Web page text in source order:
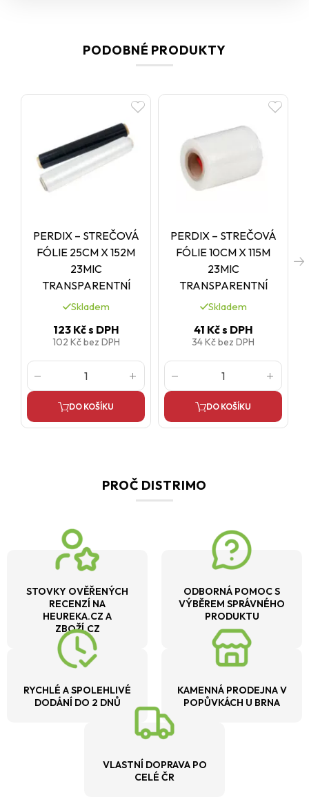
PODOBNÉ PRODUKTY
PERDIX – STREČOVÁ
FÓLIE 25CM X 152M
23MIC
TRANSPARENTNÍ
Skladem
123 Kčs DPH
102 Kčbez DPH
DO KOŠÍKU
PERDIX – STREČOVÁ
FÓLIE 10CM X 115M
23MIC
TRANSPARENTNÍ
Skladem
41 Kčs DPH
34 Kčbez DPH
DO KOŠÍKU
PROČ DISTRIMO
STOVKY OVĚŘENÝCH
RECENZÍ NA
HEUREKA.CZ A
ZBOŽÍ.CZ
ODBORNÁ POMOC S
VÝBĚREM SPRÁVNÉHO
PRODUKTU
RYCHLÉ A SPOLEHLIVÉ
DODÁNÍ DO 2 DNŮ
KAMENNÁ PRODEJNA V
POPŮVKÁCH U BRNA
VLASTNÍ DOPRAVA PO
CELÉ ČR